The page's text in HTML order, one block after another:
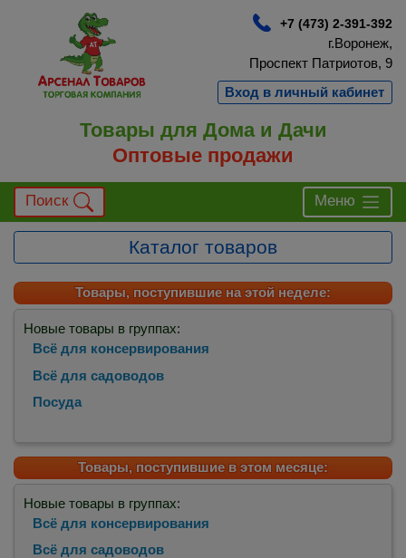
+7 (473) 2-391-392
г.Воронеж,
Проспект Патриотов, 9
Вход в личный кабинет
Товары для Дома и Дачи
Оптовые продажи
Поиск Меню
Каталог товаров
Товары, поступившие на этой неделе:
Новые товары в группах:
Всё для консервирования
Всё для садоводов
Посуда
Товары, поступившие в этом месяце:
Новые товары в группах:
Всё для консервирования
Всё для садоводов